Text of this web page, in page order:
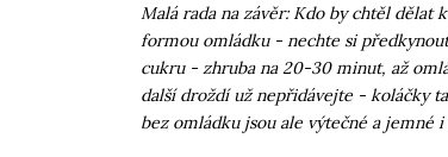
Malá rada na závěr: Kdo by chtěl dělat
formou omládku - nechte si
cukru - zhruba na 20-30 minut, až
další droždí už nepřidávejte - koláčky
bez omládku jsou ale výtečné a jemné i